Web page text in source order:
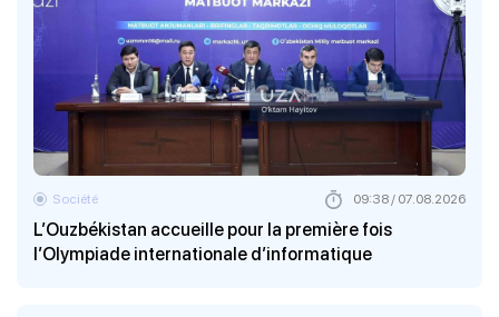
L’Ouzbékistan accueille pour la première fois
l’Olympiade internationale d’informatique
Société 09:38 / 07.08.2026